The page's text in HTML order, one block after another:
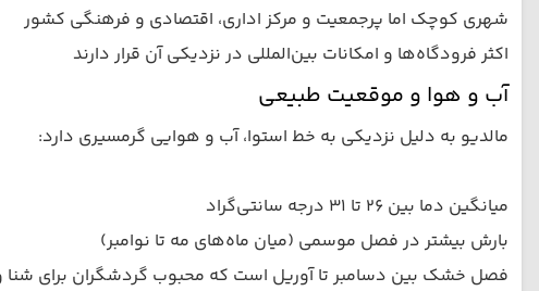
شهری کوچک اما پرجمعیت و مرکز اداری، اقتصادی و فرهنگی کشور
اکثر فرودگاه‌ها و امکانات بین‌المللی در نزدیکی آن قرار دارند
آب و هوا و موقعیت طبیعی
مالدیو به دلیل نزدیکی به خط استوا، آب و هوایی گرمسیری دارد:
میانگین دما بین ۲۶ تا ۳۱ درجه سانتی‌گراد
بارش بیشتر در فصل موسمی (میان ماه‌های مه تا نوامبر)
فصل خشک بین دسامبر تا آوریل است که محبوب گردشگران برای